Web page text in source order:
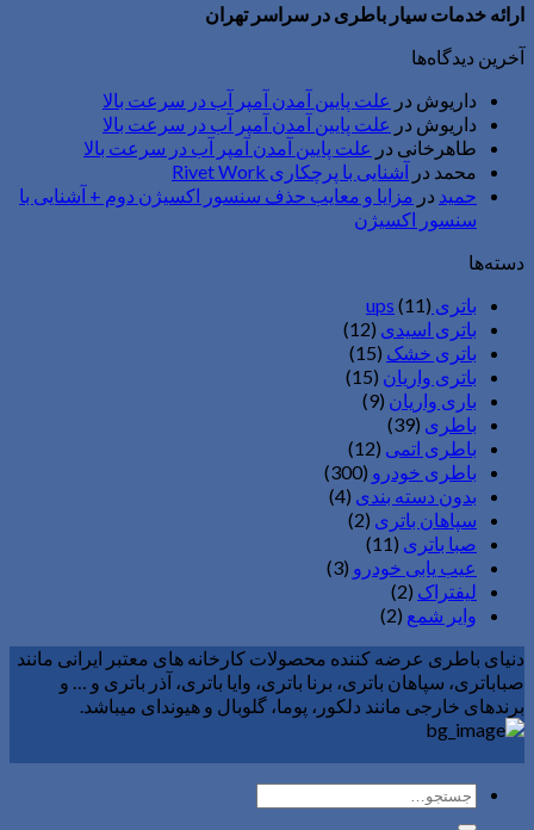
ارائه خدمات سیار باطری در سراسر تهران
آخرین دیدگاه‌ها
داریوش در علت پایین آمدن آمپر آب در سرعت بالا
داریوش در علت پایین آمدن آمپر آب در سرعت بالا
طاهرخانی در علت پایین آمدن آمپر آب در سرعت بالا
محمد در آشنایی با پرچکاری Rivet Work
حمید در مزایا و معایب حذف سنسور اکسیژن دوم + آشنایی با
سنسور اکسیژن
دسته‌ها
باتری ups (11)
باتری اسیدی (12)
باتری خشک (15)
باتری واریان (15)
باری واریان (9)
باطری (39)
باطری اتمی (12)
باطری خودرو (300)
بدون دسته بندی (4)
سپاهان باتری (2)
صبا باتری (11)
عیب یابی خودرو (3)
لیفتراک (2)
وایر شمع (2)
دنیای باطری عرضه کننده محصولات کارخانه های معتبر ایرانی مانند
صباباتری، سپاهان باتری، برنا باتری، وایا باتری، آذر باتری و … و
برندهای خارجی مانند دلکور، پوما، گلوبال و هیوندای میباشد.
جستجو